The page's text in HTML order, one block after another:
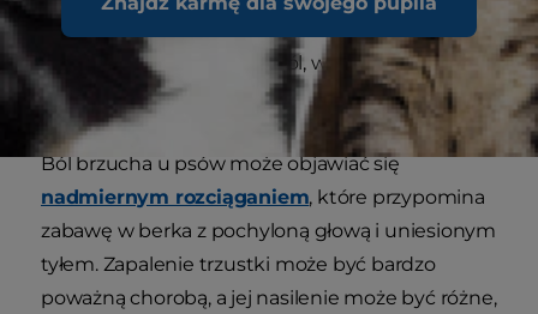
trzustki objawia się szeregiem różnych oznak i
objawów, takich jak silny ból, wymioty i brak
apetytu.
Ból brzucha u psów może objawiać się
nadmiernym rozciąganiem, które przypomina
zabawę w berka z pochyloną głową i uniesionym
tyłem. Zapalenie trzustki może być bardzo
poważną chorobą, a jej nasilenie może być różne,